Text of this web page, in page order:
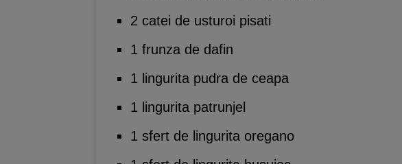
2 catei de usturoi pisati
1 frunza de dafin
1 lingurita pudra de ceapa
1 lingurita patrunjel
1 sfert de lingurita oregano